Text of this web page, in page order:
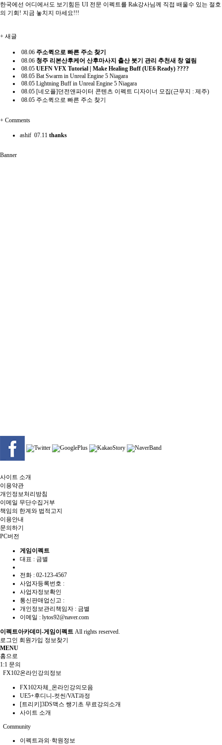
한국에선 어디에서도 보기힘든 UI 전문 이펙트를 Rak강사님께 직접 배울수 있는 절호
의 기회! 지금 놓치지 마세요!!!
+ 새글
08.06 주소퀵으로 빠른 주소 찾기
08.06 청주 리본산후케어 산후마사지 출산 붓기 관리 추천새 창 열림
08.05 UEFN VFX Tutorial | Make Healing Buff (UE6 Ready) ????
08.05 Bat Swarm in Unreal Engine 5 Niagara
08.05 Lightning Buff in Unreal Engine 5 Niagara
08.05 [네오플]던전앤파이터 콘텐츠 이펙트 디자이너 모집(근무지 : 제주)
08.05 주소퀵으로 빠른 주소 찾기
+ Comments
ashif 07.11 thanks
Banner
사이트 소개
이용약관
개인정보처리방침
이메일 무단수집거부
책임의 한계와 법적고지
이용안내
문의하기
PC버전
게임이펙트
대표 : 금별
전화 : 02-123-4567
사업자등록번호 :
사업자정보확인
통신판매업신고 :
개인정보관리책임자 : 금별
이메일 : lytos92@naver.com
이펙트아카데미-게임이펙트 All rights reserved.
로그인 회원가입 정보찾기
MENU
홈으로
1:1 문의
FX102온라인강의정보
FX102자체_온라인강의모음
UE5+후디니-컷씬/VAT과정
[트리키]3DS맥스 쌩기초 무료강의소개
사이트 소개
Community
이펙트과외·학원정보